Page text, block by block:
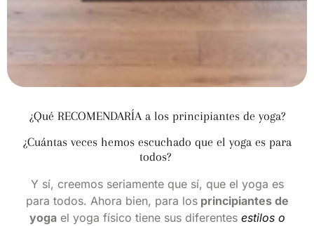
¿Qué RECOMENDARÍA a los principiantes de yoga?
¿Cuántas veces hemos escuchado que el yoga es para
todos?
Y sí, creemos seriamente que sí, que el yoga es
para todos. Ahora bien, para losprincipiantes de
yogael yoga físico tiene sus diferentes estilos o